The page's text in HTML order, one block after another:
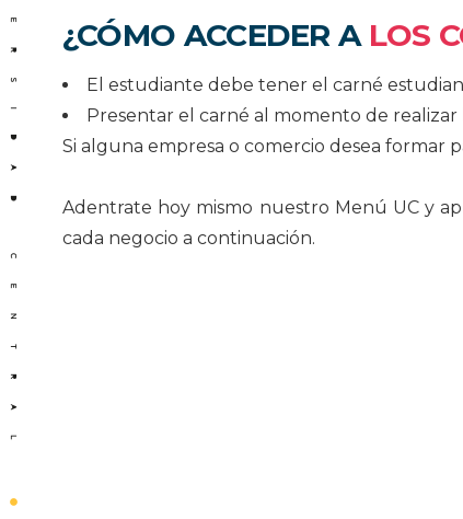
¿CÓMO ACCEDER A LOS
El estudiante debe tener el carné
Presentar el carné al momento de realizar
Si alguna empresa o comercio desea formar
Adentrate hoy mismo nuestro Menú UC y
cada negocio a continuación.